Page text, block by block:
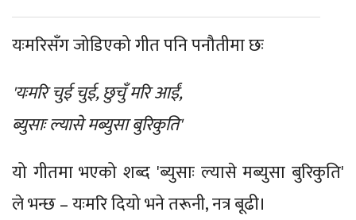
यःमरिसँग जोडिएको गीत पनि पनौतीमा छः
'यःमरि चुई चुई, छुचुँ मरि आईं,
ब्युसाः ल्यासे मब्युसा बुरिकुति'
यो गीतमा भएको शब्द 'ब्युसाः ल्यासे मब्युसा बुरिकुति'
ले भन्छ – यःमरि दियो भने तरूनी, नत्र बूढी।